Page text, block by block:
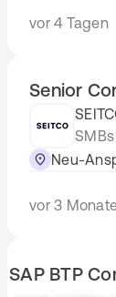
vor 4 Tagen
Senior
SMBs
Neu-
vor 3
SAP BTP